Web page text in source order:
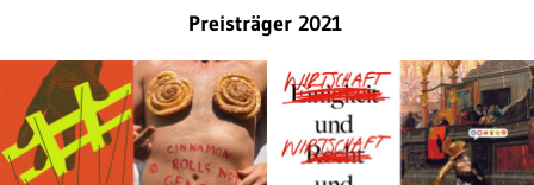
Preisträger 2021